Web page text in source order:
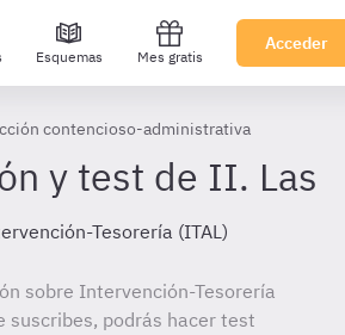
Esquemas Mes gratis
Acceder
contencioso-administrativa
y test de II. Las
Tesorería (ITAL)
sobre Intervención-Tesorería
suscribes, podrás hacer test